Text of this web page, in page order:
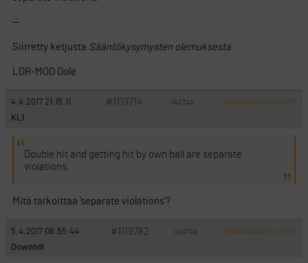
—
Siirretty ketjusta Sääntökysymysten olemuksesta
LDR-MOD Dole
4.4.2017 21:15:11 #1119714 VASTAA ILMOITA ASIATON VIESTI
KL1
Double hit and getting hit by own ball are separate
violations.
Mitä tarkoittaa ’separate violations’?
5.4.2017 06:55:44 #1119782 VASTAA ILMOITA ASIATON VIESTI
Downhill